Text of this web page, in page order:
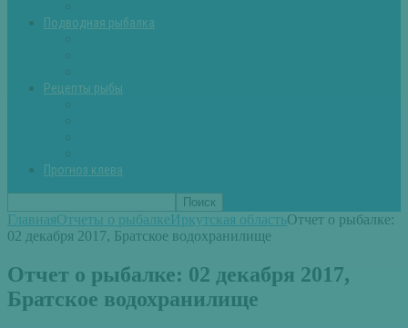
Подводная рыбалка
Рецепты рыбы
Прогноз клева
ГлавнаяОтчеты о рыбалкеИркутская областьОтчет о рыбалке:
02 декабря 2017, Братское водохранилище
Отчет о рыбалке: 02 декабря 2017,
Братское водохранилище